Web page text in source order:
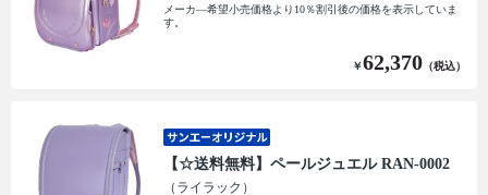
メーカ―希望小売価格より10％割引後の価格を表示していま
す。
￥62,370 （税込）
【☆送料無料】ペールジュエル RAN-0002
（ライラック）